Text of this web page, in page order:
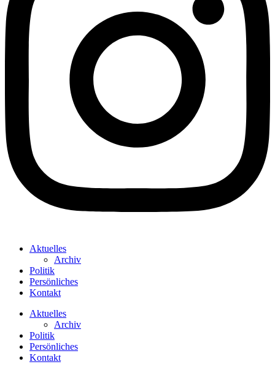
Aktu­el­les
Archiv
Poli­tik
Per­sön­li­ches
Kon­takt
Aktu­el­les
Archiv
Poli­tik
Per­sön­li­ches
Kon­takt